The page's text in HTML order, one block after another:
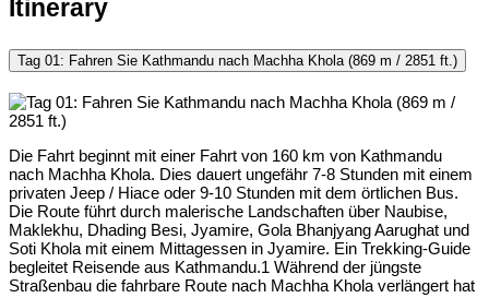
Itinerary
Tag 01: Fahren Sie Kathmandu nach Machha Khola (869 m / 2851 ft.)
Die Fahrt beginnt mit einer Fahrt von 160 km von Kathmandu
nach Machha Khola. Dies dauert ungefähr 7-8 Stunden mit einem
privaten Jeep / Hiace oder 9-10 Stunden mit dem örtlichen Bus.
Die Route führt durch malerische Landschaften über Naubise,
Maklekhu, Dhading Besi, Jyamire, Gola Bhanjyang Aarughat und
Soti Khola mit einem Mittagessen in Jyamire. Ein Trekking-Guide
begleitet Reisende aus Kathmandu.1 Während der jüngste
Straßenbau die fahrbare Route nach Machha Khola verlängert hat